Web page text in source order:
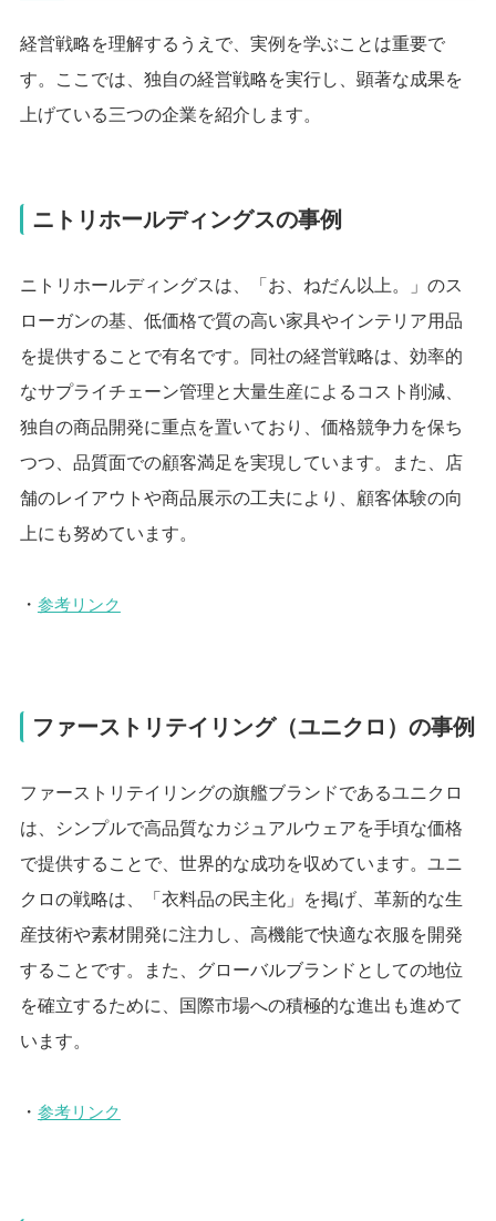
経営戦略を理解するうえで、実例を学ぶことは重要で
す。ここでは、独自の経営戦略を実行し、顕著な成果を
上げている三つの企業を紹介します。
ニトリホールディングスの事例
ニトリホールディングスは、「お、ねだん以上。」のス
ローガンの基、低価格で質の高い家具やインテリア用品
を提供することで有名です。同社の経営戦略は、効率的
なサプライチェーン管理と大量生産によるコスト削減、
独自の商品開発に重点を置いており、価格競争力を保ち
つつ、品質面での顧客満足を実現しています。また、店
舗のレイアウトや商品展示の工夫により、顧客体験の向
上にも努めています。
・ 参考リンク
ファーストリテイリング（ユニクロ）の事例
ファーストリテイリングの旗艦ブランドであるユニクロ
は、シンプルで高品質なカジュアルウェアを手頃な価格
で提供することで、世界的な成功を収めています。ユニ
クロの戦略は、「衣料品の民主化」を掲げ、革新的な生
産技術や素材開発に注力し、高機能で快適な衣服を開発
することです。また、グローバルブランドとしての地位
を確立するために、国際市場への積極的な進出も進めて
います。
・ 参考リンク